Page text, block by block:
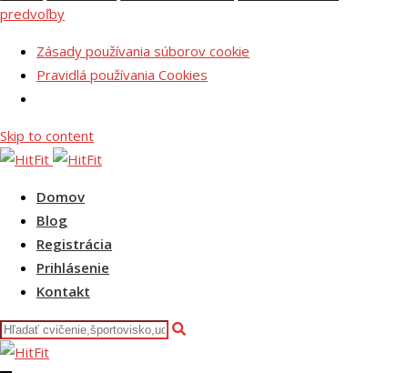
predvoľby
Zásady používania súborov cookie
Pravidlá používania Cookies
Skip to content
Domov
Blog
Registrácia
Prihlásenie
Kontakt